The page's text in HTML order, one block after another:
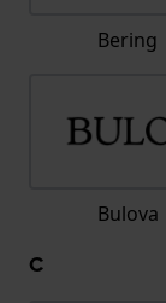
Bering
Bulova
C